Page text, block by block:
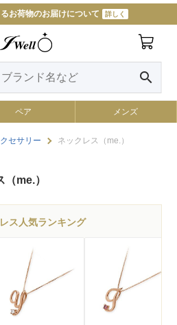
お荷物のお届けについて 詳しく
上で送料無料 詳しく
search
ペア メンズ
セサリー ネックレス（me.）
me.）
ス人気ランキング